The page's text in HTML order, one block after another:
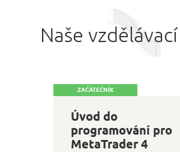
Naše
ZAČÁTEČNÍK
Úvod do
programování pro
MetaTrader 4